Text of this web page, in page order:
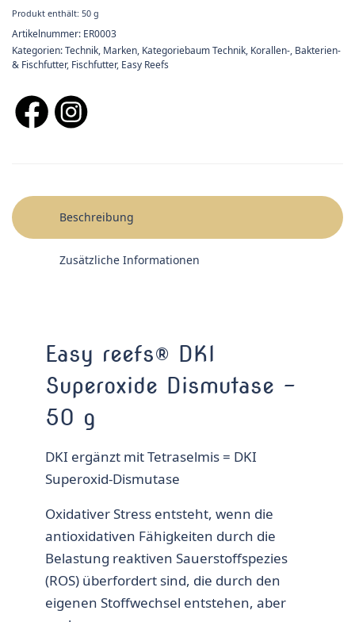
Produkt enthält: 50g
Artikelnummer: ER0003
Kategorien:Technik, Marken, Kategoriebaum Technik, Korallen-, Bakterien-
& Fischfutter, Fischfutter, Easy Reefs
Beschreibung
Zusätzliche Informationen
Easy reefs® DKI
Superoxide Dismutase –
50 g
DKI ergänzt mit Tetraselmis = DKI
Superoxid-Dismutase
Oxidativer Stress entsteht, wenn die
antioxidativen Fähigkeiten durch die
Belastung reaktiven Sauerstoffspezies
(ROS) überfordert sind, die durch den
eigenen Stoffwechsel entstehen, aber